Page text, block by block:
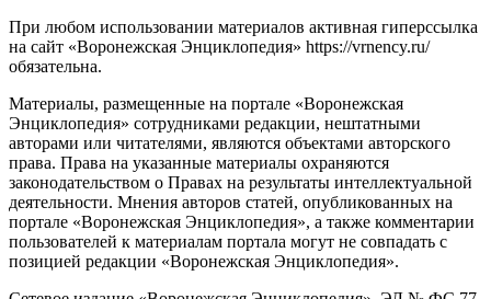
При любом использовании материалов активная гиперссылка
на сайт «Воронежская Энциклопедия» https://vrnency.ru/
обязательна.
Материалы, размещенные на портале «Воронежская
Энциклопедия» сотрудниками редакции, нештатными
авторами или читателями, являются объектами авторского
права. Права на указанные материалы охраняются
законодательством о Правах на результаты интеллектуальной
деятельности. Мнения авторов статей, опубликованных на
портале «Воронежская Энциклопедия», а также комментарии
пользователей к материалам портала могут не совпадать с
позицией редакции «Воронежская Энциклопедия».